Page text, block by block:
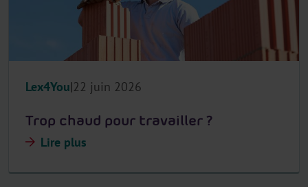
Lex4You 22 juin 2026
Trop chaud pour travailler ?
Lire plus